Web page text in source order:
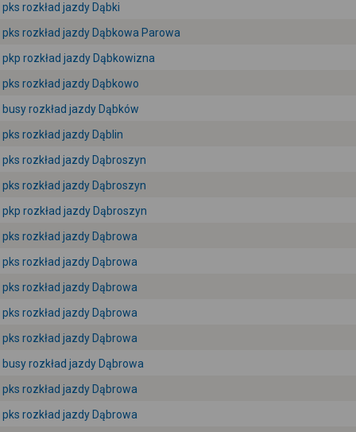
pks rozkład jazdy Dąbki
pks rozkład jazdy Dąbkowa Parowa
pkp rozkład jazdy Dąbkowizna
pks rozkład jazdy Dąbkowo
busy rozkład jazdy Dąbków
pks rozkład jazdy Dąblin
pks rozkład jazdy Dąbroszyn
pks rozkład jazdy Dąbroszyn
pkp rozkład jazdy Dąbroszyn
pks rozkład jazdy Dąbrowa
pks rozkład jazdy Dąbrowa
pks rozkład jazdy Dąbrowa
pks rozkład jazdy Dąbrowa
pks rozkład jazdy Dąbrowa
busy rozkład jazdy Dąbrowa
pks rozkład jazdy Dąbrowa
pks rozkład jazdy Dąbrowa